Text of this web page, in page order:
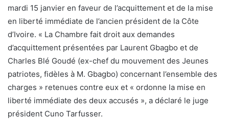
mardi 15 janvier en faveur de l’acquittement et de la mise
en liberté immédiate de l’ancien président de la Côte
d’Ivoire. « La Chambre fait droit aux demandes
d’acquittement présentées par Laurent Gbagbo et de
Charles Blé Goudé (ex-chef du mouvement des Jeunes
patriotes, fidèles à M. Gbagbo) concernant l’ensemble des
charges » retenues contre eux et « ordonne la mise en
liberté immédiate des deux accusés », a déclaré le juge
président Cuno Tarfusser.